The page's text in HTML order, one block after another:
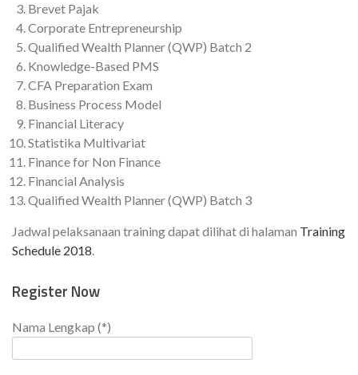
Brevet Pajak
Corporate Entrepreneurship
Qualified Wealth Planner (QWP) Batch 2
Knowledge-Based PMS
CFA Preparation Exam
Business Process Model
Financial Literacy
Statistika Multivariat
Finance for Non Finance
Financial Analysis
Qualified Wealth Planner (QWP) Batch 3
Jadwal pelaksanaan training dapat dilihat di halaman Training
Schedule 2018.
Register Now
Nama Lengkap (*)